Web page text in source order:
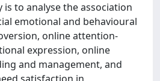
to analyse the association
emotional and behavioural
online attention-
expression, online
and management, and